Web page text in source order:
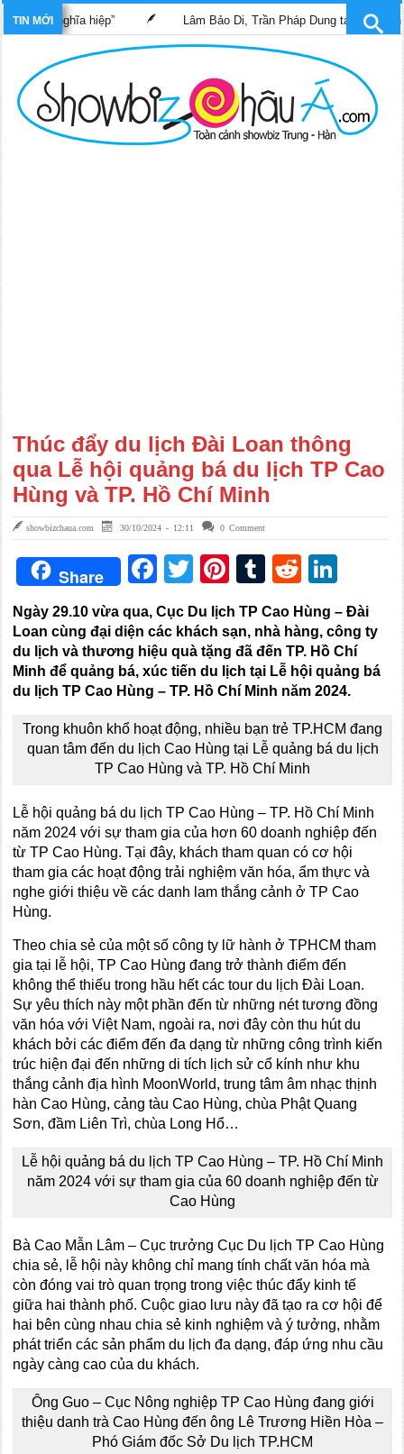
TIN MỚI
nghĩa hiệp” Lâm Bảo Di, Trần Pháp Dung tái ngộ màn ảnh
Thúc đẩy du lịch Đài Loan thông
qua Lễ hội quảng bá du lịch TP Cao
Hùng và TP. Hồ Chí Minh
showbizchaua.com 30/10/2024 - 12:11 0 Comment
Share Facebook
TwitterPinterest
TumblrReddit
Ngày 29.10 vừa qua, Cục Du lịch TP Cao Hùng – Đài
Loan cùng đại diện các khách sạn, nhà hàng, công ty
du lịch và thương hiệu quà tặng đã đến TP. Hồ Chí
Minh để quảng bá, xúc tiến du lịch tại Lễ hội quảng bá
du lịch TP Cao Hùng – TP. Hồ Chí Minh năm 2024.
Trong khuôn khổ hoạt động, nhiều bạn trẻ TP.HCM đang
quan tâm đến du lịch Cao Hùng tại Lễ quảng bá du lịch
TP Cao Hùng và TP. Hồ Chí Minh
Lễ hội quảng bá du lịch TP Cao Hùng – TP. Hồ Chí Minh
năm 2024 với sự tham gia của hơn 60 doanh nghiệp đến
từ TP Cao Hùng. Tại đây, khách tham quan có cơ hội
tham gia các hoạt động trải nghiệm văn hóa, ẩm thực và
nghe giới thiệu về các danh lam thắng cảnh ở TP Cao
Hùng.
Theo chia sẻ của một số công ty lữ hành ở TPHCM tham
gia tại lễ hội, TP Cao Hùng đang trở thành điểm đến
không thể thiếu trong hầu hết các tour du lịch Đài Loan.
Sự yêu thích này một phần đến từ những nét tương đồng
văn hóa với Việt Nam, ngoài ra, nơi đây còn thu hút du
khách bởi các điểm đến đa dạng từ những công trình kiến
trúc hiện đại đến những di tích lịch sử cổ kính như khu
thắng cảnh địa hình MoonWorld, trung tâm âm nhạc thịnh
hàn Cao Hùng, cảng tàu Cao Hùng, chùa Phật Quang
Sơn, đầm Liên Trì, chùa Long Hổ…
Lễ hội quảng bá du lịch TP Cao Hùng – TP. Hồ Chí Minh
năm 2024 với sự tham gia của 60 doanh nghiệp đến từ
Cao Hùng
Bà Cao Mẫn Lâm – Cục trưởng Cục Du lịch TP Cao Hùng
chia sẻ, lễ hội này không chỉ mang tính chất văn hóa mà
còn đóng vai trò quan trọng trong việc thúc đẩy kinh tế
giữa hai thành phố. Cuộc giao lưu này đã tạo ra cơ hội để
hai bên cùng nhau chia sẻ kinh nghiệm và ý tưởng, nhằm
phát triển các sản phẩm du lịch đa dạng, đáp ứng nhu cầu
ngày càng cao của du khách.
Ông Guo – Cục Nông nghiệp TP Cao Hùng đang giới
thiệu danh trà Cao Hùng đến ông Lê Trương Hiền Hòa –
Phó Giám đốc Sở Du lịch TP.HCM